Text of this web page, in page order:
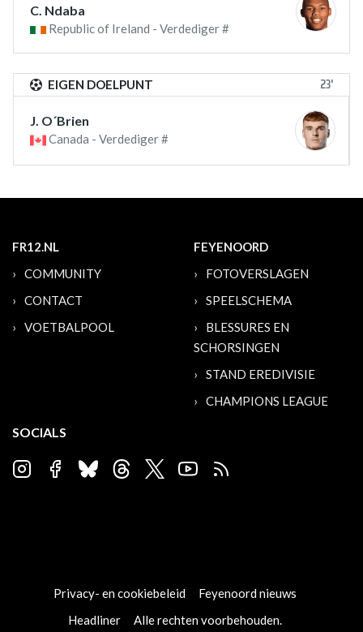
C. Ndaba
Republic of Ireland - Verdediger #
EIGEN DOELPUNT 23'
J. O´Brien
Canada - Verdediger #
FR12.NL
COMMUNITY
CONTACT
VOETBALPOOL
FEYENOORD
FOTOVERSLAGEN
SPEELSCHEMA
BLESSURES EN
SCHORSINGEN
STAND EREDIVISIE
CHAMPIONS LEAGUE
SOCIALS
Privacy- en cookiebeleid
Feyenoord nieuws
Headliner
Alle rechten voorbehouden.